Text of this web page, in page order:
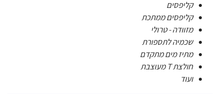
קליפסים
קליפסים ממתכת
מזוודה - טרולי
שכמיה לתספורת
מתיז מים מתקדם
חולצת T מעוצבת
ועוד